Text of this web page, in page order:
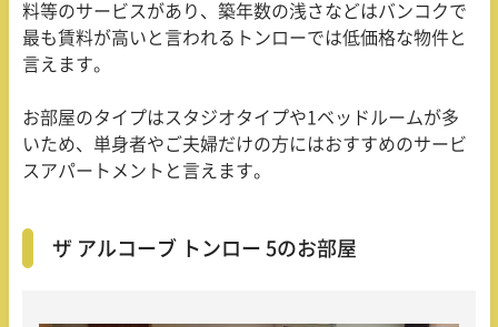
料等のサービスがあり、築年数の浅さなどはバンコクで
最も賃料が高いと言われるトンローでは低価格な物件と
言えます。
お部屋のタイプはスタジオタイプや1 ベッドルームが多
いため、単身者やご夫婦だけの方にはおすすめのサービ
スアパートメントと言えます。
ザ アルコーブ トンロー 5のお部屋